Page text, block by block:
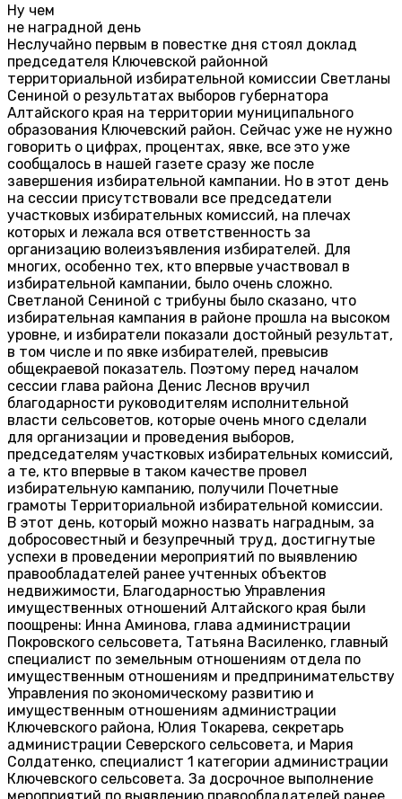
Ну чем
не наградной день
Неслучайно первым в повестке дня стоял доклад
председателя Ключевской районной
территориальной избирательной комиссии Светланы
Сениной о результатах выборов губернатора
Алтайского края на территории муниципального
образования Ключевский район. Сейчас уже не нужно
говорить о цифрах, процентах, явке, все это уже
сообщалось в нашей газете сразу же после
завершения избирательной кампании. Но в этот день
на сессии присутствовали все председатели
участковых избирательных комиссий, на плечах
которых и лежала вся ответственность за
организацию волеизъявления избирателей. Для
многих, особенно тех, кто впервые участвовал в
избирательной кампании, было очень сложно.
Светланой Сениной с трибуны было сказано, что
избирательная кампания в районе прошла на высоком
уровне, и избиратели показали достойный результат,
в том числе и по явке избирателей, превысив
общекраевой показатель. Поэтому перед началом
сессии глава района Денис Леснов вручил
благодарности руководителям исполнительной
власти сельсоветов, которые очень много сделали
для организации и проведения выборов,
председателям участковых избирательных комиссий,
а те, кто впервые в таком качестве провел
избирательную кампанию, получили Почетные
грамоты Территориальной избирательной комиссии.
В этот день, который можно назвать наградным, за
добросовестный и безупречный труд, достигнутые
успехи в проведении мероприятий по выявлению
правообладателей ранее учтенных объектов
недвижимости, Благодарностью Управления
имущественных отношений Алтайского края были
поощрены: Инна Аминова, глава администрации
Покровского сельсовета, Татьяна Василенко, главный
специалист по земельным отношениям отдела по
имущественным отношениям и предпринимательству
Управления по экономическому развитию и
имущественным отношениям администрации
Ключевского района, Юлия Токарева, секретарь
администрации Северского сельсовета, и Мария
Солдатенко, специалист 1 категории администрации
Ключевского сельсовета. За досрочное выполнение